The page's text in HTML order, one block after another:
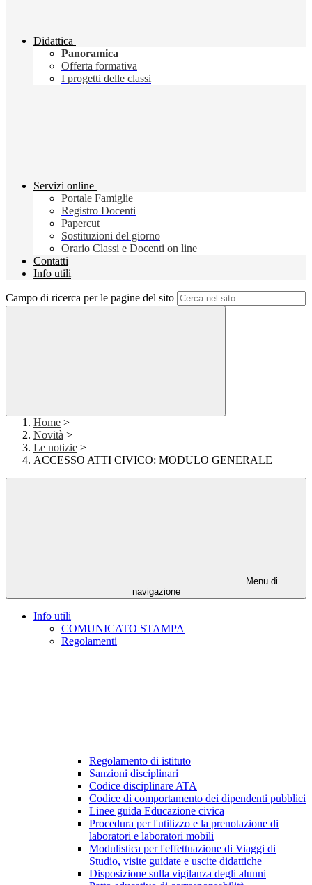
Didattica
Panoramica
Offerta formativa
I progetti delle classi
Servizi online
Portale Famiglie
Registro Docenti
Papercut
Sostituzioni del giorno
Orario Classi e Docenti on line
Contatti
Info utili
Campo di ricerca per le pagine del sito
Home >
Novità >
Le notizie >
ACCESSO ATTI CIVICO: MODULO GENERALE
Menu di
navigazione
Info utili
COMUNICATO STAMPA
Regolamenti
Regolamento di istituto
Sanzioni disciplinari
Codice disciplinare ATA
Codice di comportamento dei dipendenti pubblici
Linee guida Educazione civica
Procedura per l'utilizzo e la prenotazione di
laboratori e laboratori mobili
Modulistica per l'effettuazione di Viaggi di
Studio, visite guidate e uscite didattiche
Disposizione sulla vigilanza degli alunni